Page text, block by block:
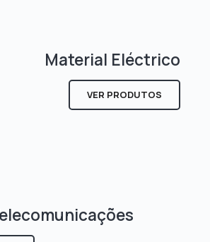
Material Eléctrico
VER PRODUTOS